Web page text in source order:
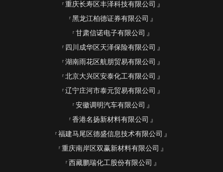
重庆长寿区丰泽科技有限公司
黑龙江柏德证券有限公司
甘肃信诺电子有限公司
四川成华区天泽保险有限公司
湖南雨花区航朋贸易有限公司
北京大兴区安泰化工有限公司
辽宁庄河市泰元贸易有限公司
安徽调明汽车有限公司
香港名扬新材料有限公司
福建马尾区德盛信息技术有限公司
重庆南岸区双赢新材料有限公司
西藏鹏瑞化工股份有限公司